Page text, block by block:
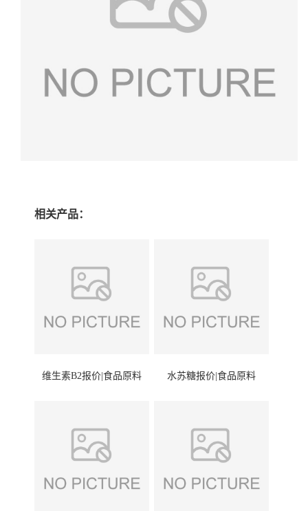
相关产品：
维生素B2报价|食品原料 水苏糖报价|食品原料